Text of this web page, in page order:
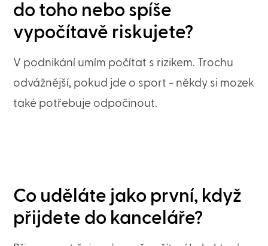
do toho nebo spíše
vypočítavě riskujete?
V podnikání umím počítat s rizikem. Trochu
odvážnější, pokud jde o sport - někdy si mozek
také potřebuje odpočinout.
Co uděláte jako první, když
přijdete do kanceláře?